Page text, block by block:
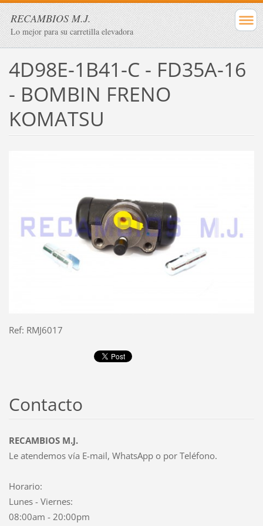
RECAMBIOS M.J.
Lo mejor para su carretilla elevadora
4D98E-1B41-C - FD35A-16
- BOMBIN FRENO
KOMATSU
Ref: RMJ6017
Contacto
RECAMBIOS M.J.
Le atendemos vía E-mail, WhatsApp o por Teléfono.
Horario:
Lunes - Viernes:
08:00am - 20:00pm